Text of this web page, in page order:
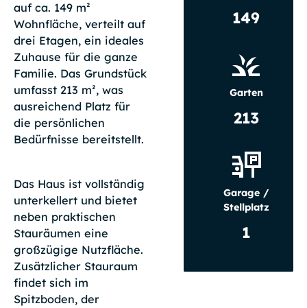
auf ca. 149 m²
Wohnfläche, verteilt auf
drei Etagen, ein ideales
Zuhause für die ganze
Familie. Das Grundstück
umfasst 213 m², was
ausreichend Platz für
die persönlichen
Bedürfnisse bereitstellt.
Das Haus ist vollständig
unterkellert und bietet
neben praktischen
Stauräumen eine
großzügige Nutzfläche.
Zusätzlicher Stauraum
findet sich im
Spitzboden, der
149
Garten
213
Garage /
Stellplatz
1